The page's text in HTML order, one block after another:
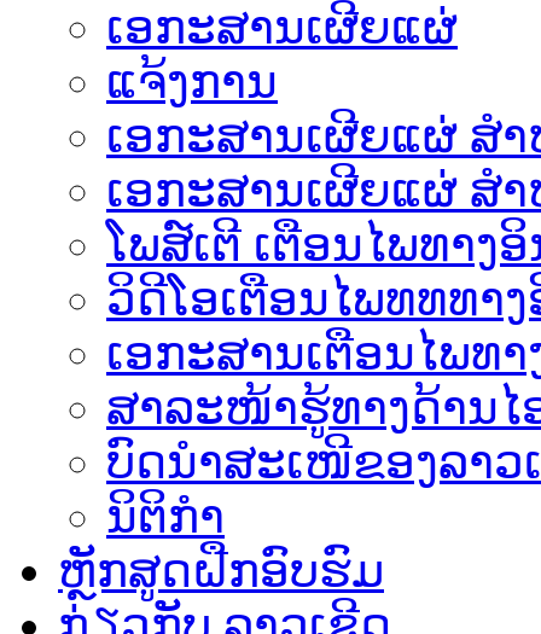
ເອກະສານເຜີຍແຜ່
ແຈ້ງການ
ເອກະສານເຜີຍແຜ່ ສ
ເອກະສານເຜີຍແຜ່ ສ
ໂພສ໌ເຕີ ເຕືອນໄພທາງອິ
ວິດີໂອເຕືອນໄພທທທາງ
ເອ​ກະ​ສານເຕືອນໄພທາ
ສາລະໜ້າຮູ້ທາງດ້ານໄ
ບົດນຳສະເໜີຂອງລາວ
ນິຕິກຳ
ຫຼັກສູດຝືກອົບຮົມ